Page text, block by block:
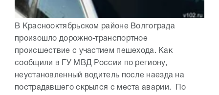
В Краснооктябрьском районе Волгограда
произошло дорожно-транспортное
происшествие с участием пешехода. Как
сообщили в ГУ МВД России по региону,
неустановленный водитель после наезда на
пострадавшего скрылся с места аварии. По